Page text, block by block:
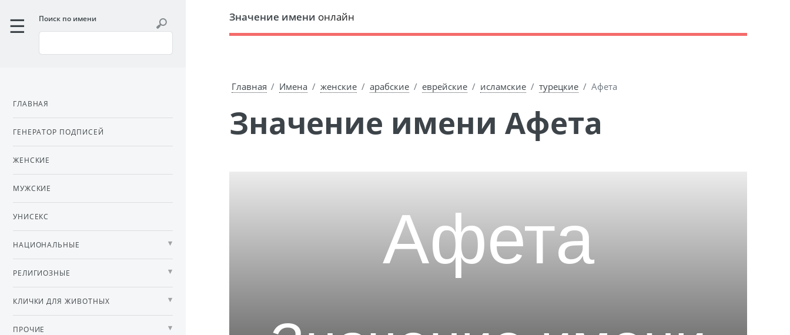
Значение имени онлайн
Главная Имена женские арабские еврейские исламские турецкие Афета
Значение имени Афета
Поиск по имени
ГЛАВНАЯ
ГЕНЕРАТОР ПОДПИСЕЙ
ЖЕНСКИЕ
МУЖСКИЕ
УНИСЕКС
НАЦИОНАЛЬНЫЕ
РЕЛИГИОЗНЫЕ
КЛИЧКИ ДЛЯ ЖИВОТНЫХ
ПРОЧИЕ